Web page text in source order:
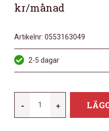
kr/månad
Artikelnr: 0553163049
2-5 dagar
-
MCSBSETCHA
+